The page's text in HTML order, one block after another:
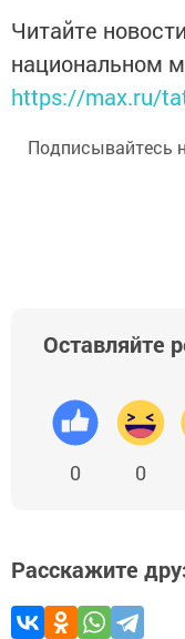
Читайте
национальном
https://max.ru/
Подписывайтесь
Оставляйте
0 0
Расскажите